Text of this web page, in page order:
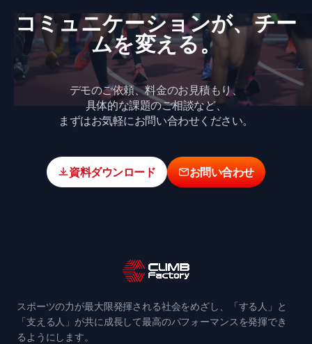
b
o
o
k
d
s
コミュニケーションが、​チー
ムを​変える。
デモのご依頼、料金のお見積もり、
具体的な課題のご相談など、
まずはお気軽にお問い合わせください。
資料ダウンロード お問い合わせ
スポーツの力が最大限発揮される社会をめざし、「する人」と
「支える人」が共に成長して最高のパフォーマンスを発揮でき
るようにします。